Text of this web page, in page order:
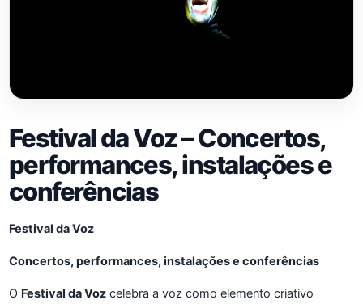
Festival da Voz – Concertos,
performances, instalações e
conferências
Festival da Voz
Concertos, performances, instalações e conferências
O Festival da Voz celebra a voz como elemento criativo